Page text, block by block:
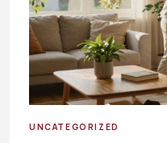
UNCATEGORIZED